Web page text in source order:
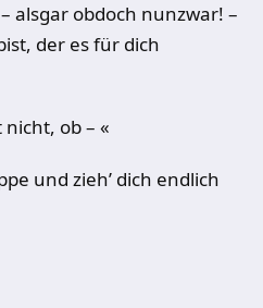
alsgar obdoch nunzwar! –
der es für dich
ob – «
und zieh’ dich endlich